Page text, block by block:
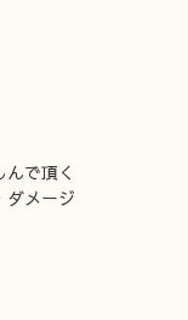
で頂く
ダメージ